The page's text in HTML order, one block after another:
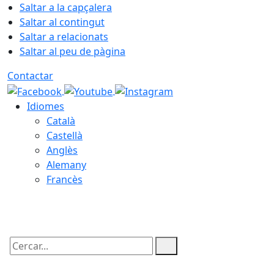
Saltar a la capçalera
Saltar al contingut
Saltar a relacionats
Saltar al peu de pàgina
Contactar
Idiomes
Català
Castellà
Anglès
Alemany
Francès
Cercar: